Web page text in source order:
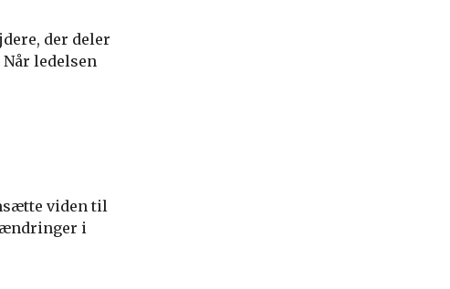
der deler
ledelsen
viden til
ændringer i